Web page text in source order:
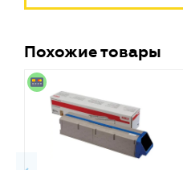
Похожие товары